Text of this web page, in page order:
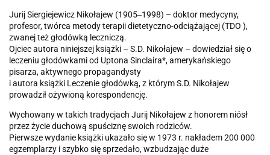
Jurij Siergiejewicz Nikołajew (1905‒1998) – doktor medycyny,
profesor, twórca metody terapii dietetyczno-odciążającej (TDO ),
zwanej też głodówką leczniczą.
Ojciec autora niniejszej książki – S.D. Nikołajew – dowiedział się o
leczeniu głodówkami od Uptona Sinclaira*, amerykańskiego
pisarza, aktywnego propagandysty
i autora książki Leczenie głodówką, z którym S.D. Nikołajew
prowadził ożywioną korespondencję.
Wychowany w takich tradycjach Jurij Nikołajew z honorem niósł
przez życie duchową spuściznę swoich rodziców.
Pierwsze wydanie książki ukazało się w 1973 r. nakładem 200 000
egzemplarzy i szybko się sprzedało, wzbudzając duże